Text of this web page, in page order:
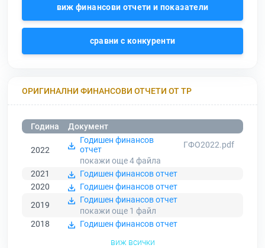
виж финансови отчети и показатели
сравни с конкуренти
ОРИГИНАЛНИ ФИНАНСОВИ ОТЧЕТИ ОТ ТР
Година Документ
2022
Годишен финансов
отчет
ГФО2022.pdf
покажи още 4файла
2021
Годишен финансов отчет
2020
Годишен финансов отчет
2019
Годишен финансов отчет
покажи още 1 файл
2018
Годишен финансов отчет
виж всички